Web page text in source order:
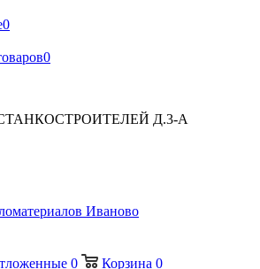
0
0
Д.3-А
0 Корзина 0